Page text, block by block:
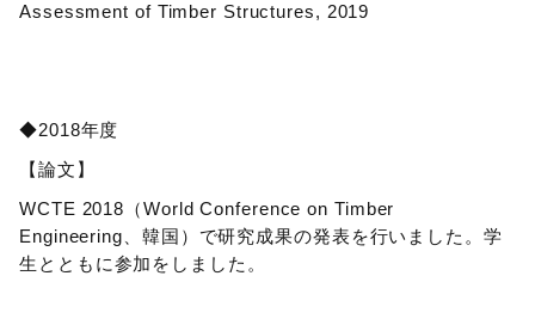
Assessment of Timber Structures, 2019
◆2018年度
【論文】
WCTE 2018（World Conference on Timber
Engineering、韓国）で研究成果の発表を行いました。学
生とともに参加をしました。